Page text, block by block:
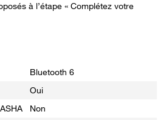
à l’étape « Complétez votre
Bluetooth 6
Oui
Non